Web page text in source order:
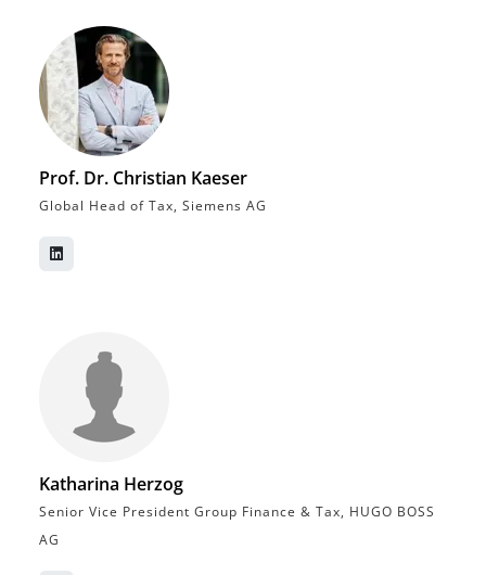
Prof. Dr. Christian Kaeser
Global Head of Tax, Siemens AG
Katharina Herzog
Senior Vice President Group Finance & Tax, HUGO BOSS
AG